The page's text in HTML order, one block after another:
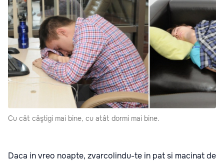
Cu cât câştigi mai bine, cu atât dormi mai bine.
Daca in vreo noapte, zvarcolindu-te in pat si macinat de